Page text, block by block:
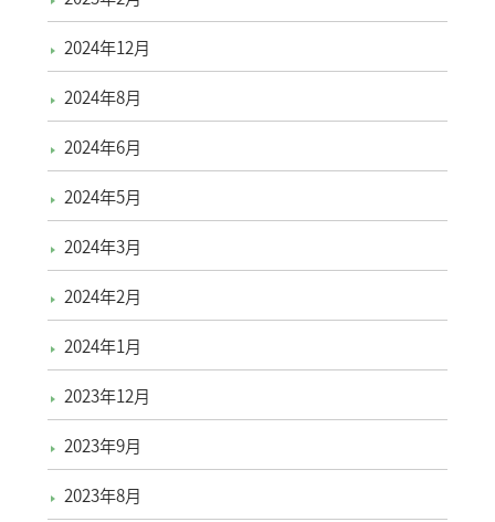
2024年12月
2024年8月
2024年6月
2024年5月
2024年3月
2024年2月
2024年1月
2023年12月
2023年9月
2023年8月